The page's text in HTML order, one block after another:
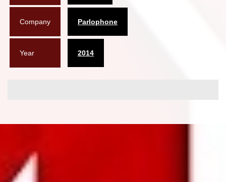
Company Parlophone
Year 2014